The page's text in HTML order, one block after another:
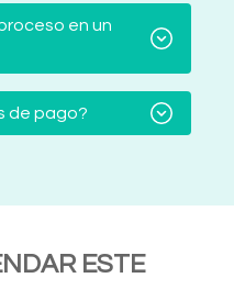
en un
de pago?
ESTE